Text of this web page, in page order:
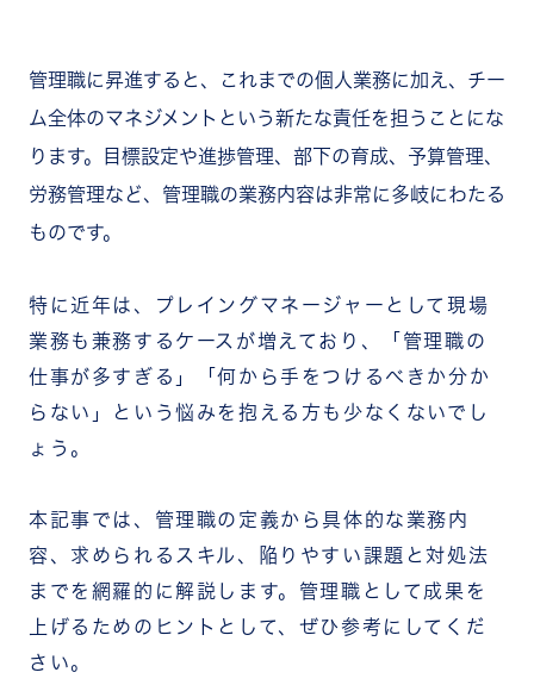
管理職に昇進すると、これまでの個人業務に加え、チー
ム全体のマネジメントという新たな責任を担うことにな
ります。目標設定や進捗管理、部下の育成、予算管理、
労務管理など、管理職の業務内容は非常に多岐にわたる
ものです。
特に近年は、プレイングマネージャーとして現場
業務も兼務するケースが増えており、「管理職の
仕事が多すぎる」「何から手をつけるべきか分か
らない」という悩みを抱える方も少なくないでし
ょう。
本記事では、管理職の定義から具体的な業務内
容、求められるスキル、陥りやすい課題と対処法
までを網羅的に解説します。管理職として成果を
上げるためのヒントとして、ぜひ参考にしてくだ
さい。